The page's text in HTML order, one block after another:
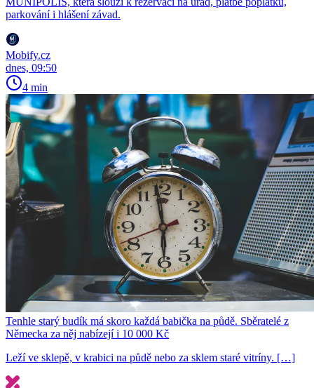
parkování i hlášení závad.
Mobify.cz
dnes, 09:50
4 min
Tenhle starý budík má skoro každá babička na půdě. Sběratelé z
Německa za něj nabízejí i 10 000 Kč
Leží ve sklepě, v krabici na půdě nebo za sklem staré vitríny. […]